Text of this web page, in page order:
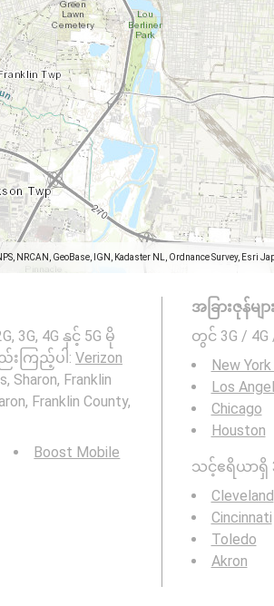
NRCAN, GeoBase, IGN, Kadaster NL, Ordnance Survey,
4G နှင့် 5G မို
ည်းကြည့်ပါ: Verizon
Franklin
Franklin County,
Boost Mobile
အခြားဇုန်မ
တွင် 3G /
New
Los
Chicago
Houston
သင့်ဧရိယာရှိ
Cleveland
Cincinnati
Toledo
Akron